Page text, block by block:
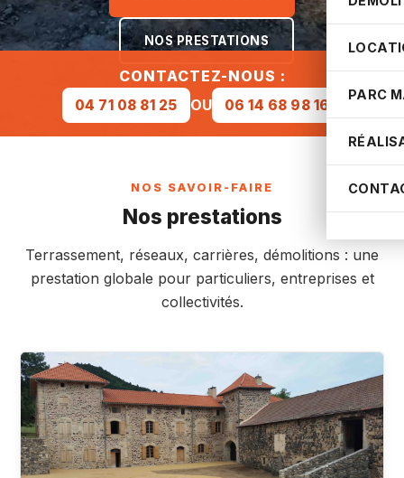
PARC
NOS PRESTATIONS
CONTACTEZ-NOUS :
04 71 08 81 25 OU 06 14 68 98 16
NOS SAVOIR-FAIRE
Nos prestations
Terrassement, réseaux, carrières, démolitions : une
prestation globale pour particuliers, entreprises et
collectivités.